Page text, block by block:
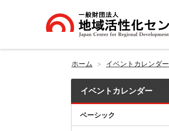
ホーム イベントカレンダー
イベントカレンダー
ベーシック